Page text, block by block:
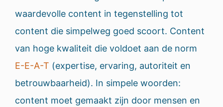
waardevolle content in tegenstelling tot
content die simpelweg goed scoort. Content
van hoge kwaliteit die voldoet aan de norm
E-E-A-T (expertise, ervaring, autoriteit en
betrouwbaarheid). In simpele woorden:
content moet gemaakt zijn door mensen en